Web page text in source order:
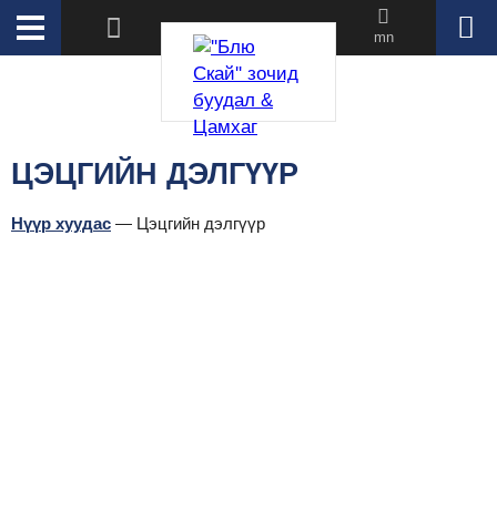
mn
ЦЭЦГИЙН ДЭЛГҮҮР
Нүүр хуудас — Цэцгийн дэлгүүр